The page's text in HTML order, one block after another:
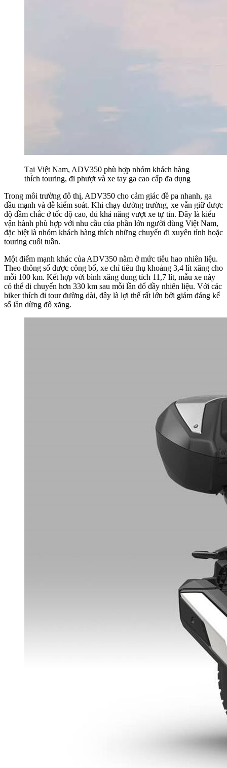
Tại Việt Nam, ADV350 phù hợp nhóm khách hàng
thích touring, đi phượt và xe tay ga cao cấp đa dụng
Trong môi trường đô thị, ADV350 cho cảm giác đề pa nhanh, ga
đầu mạnh và dễ kiểm soát. Khi chạy đường trường, xe vẫn giữ được
độ đầm chắc ở tốc độ cao, đủ khả năng vượt xe tự tin. Đây là kiểu
vận hành phù hợp với nhu cầu của phần lớn người dùng Việt Nam,
đặc biệt là nhóm khách hàng thích những chuyến đi xuyên tỉnh hoặc
touring cuối tuần.
Một điểm mạnh khác của ADV350 nằm ở mức tiêu hao nhiên liệu.
Theo thông số được công bố, xe chỉ tiêu thụ khoảng 3,4 lít xăng cho
mỗi 100 km. Kết hợp với bình xăng dung tích 11,7 lít, mẫu xe này
có thể di chuyển hơn 330 km sau mỗi lần đổ đầy nhiên liệu. Với các
biker thích đi tour đường dài, đây là lợi thế rất lớn bởi giảm đáng kể
số lần dừng đổ xăng.